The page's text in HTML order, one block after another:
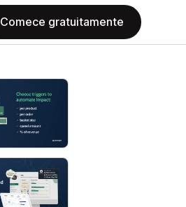
Comece gratuitamente